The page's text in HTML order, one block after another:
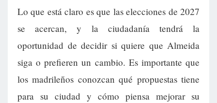
Lo que está claro es que las elecciones de 2027
se acercan, y la ciudadanía tendrá la
oportunidad de decidir si quiere que Almeida
siga o prefieren un cambio. Es importante que
los madrileños conozcan qué propuestas tiene
para su ciudad y cómo piensa mejorar su